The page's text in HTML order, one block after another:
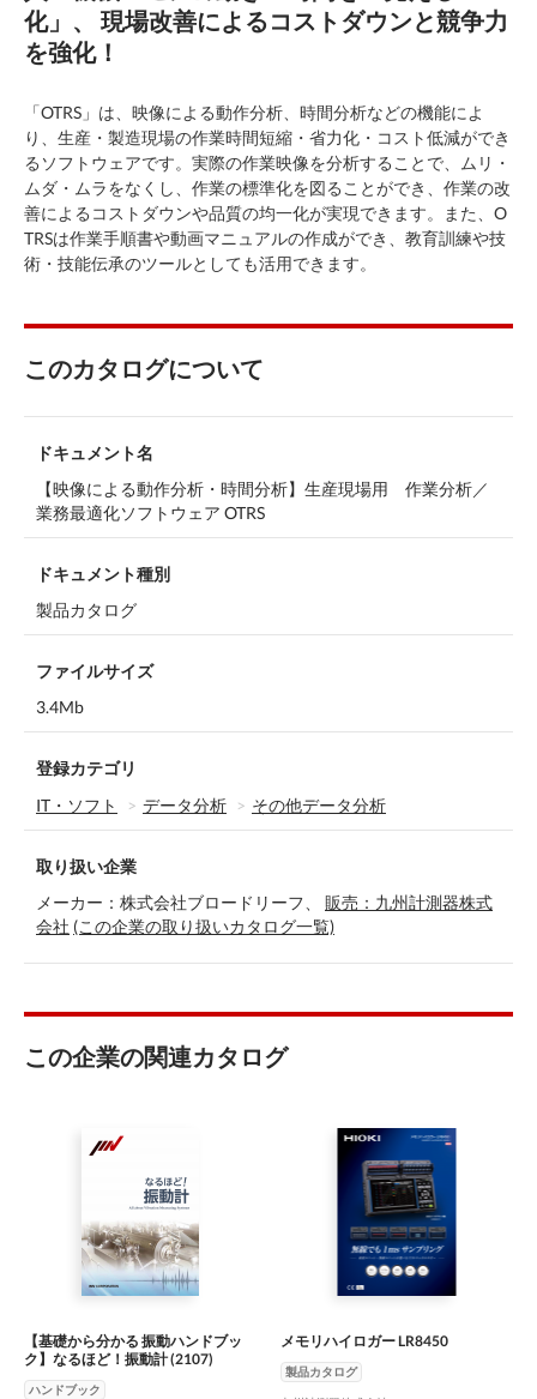
化」、 現場改善によるコストダウンと競争力
を強化！
「OTRS」は、映像による動作分析、時間分析などの機能によ
り、生産・製造現場の作業時間短縮・省力化・コスト低減ができ
るソフトウェアです。実際の作業映像を分析することで、ムリ・
ムダ・ムラをなくし、作業の標準化を図ることができ、作業の改
善によるコストダウンや品質の均一化が実現できます。また、O
TRSは作業手順書や動画マニュアルの作成ができ、教育訓練や技
術・技能伝承のツールとしても活用できます。
このカタログについて
ドキュメント名
【映像による動作分析・時間分析】生産現場用 作業分析／
業務最適化ソフトウェア OTRS
ドキュメント種別
製品カタログ
ファイルサイズ
3.4Mb
登録カテゴリ
IT・ソフト
データ分析 その他データ分析
取り扱い企業
メーカー：株式会社ブロードリーフ、 販売：九州計測器株式
会社 (この企業の取り扱いカタログ一覧)
この企業の関連カタログ
【基礎から分かる 振動ハンドブッ
ク】なるほど！振動計 (2107)
ハンドブック
メモリハイロガー LR8450
製品カタログ